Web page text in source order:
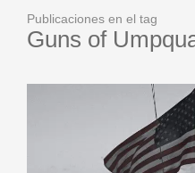
Publicaciones en el tag
Guns of